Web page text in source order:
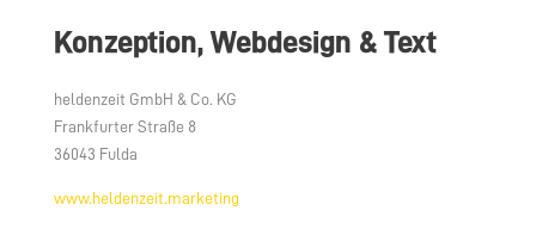
Konzeption, Webdesign & Text
heldenzeit GmbH & Co. KG
Frankfurter Straße 8
36043 Fulda
www.heldenzeit.marketing